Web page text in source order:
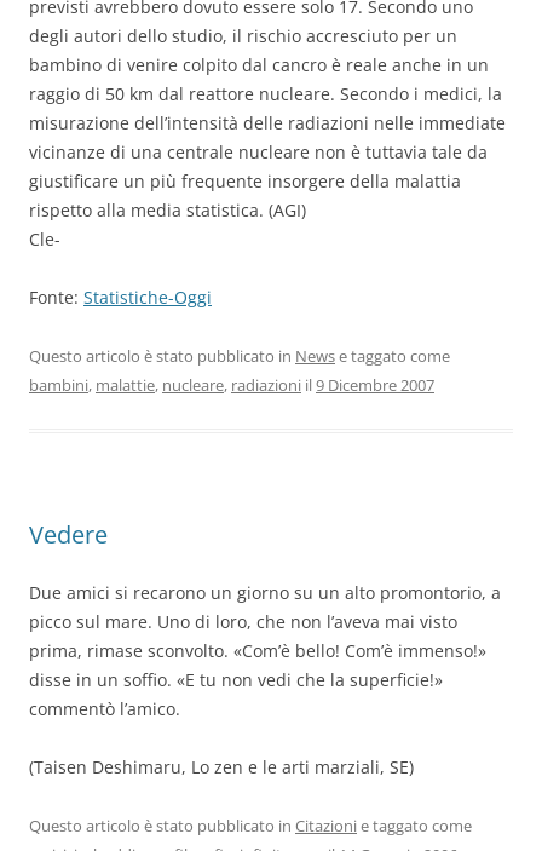
previsti avrebbero dovuto essere solo 17. Secondo uno
degli autori dello studio, il rischio accresciuto per un
bambino di venire colpito dal cancro è reale anche in un
raggio di 50 km dal reattore nucleare. Secondo i medici, la
misurazione dell’intensità delle radiazioni nelle immediate
vicinanze di una centrale nucleare non è tuttavia tale da
giustificare un più frequente insorgere della malattia
rispetto alla media statistica. (AGI)
Cle-
Fonte: Statistiche-Oggi
Questo articolo è stato pubblicato in Newse taggato come
bambini, malattie, nucleare, radiazioni il9 Dicembre 2007
Vedere
Due amici si recarono un giorno su un alto promontorio, a
picco sul mare. Uno di loro, che non l’aveva mai visto
prima, rimase sconvolto. «Com’è bello! Com’è immenso!»
disse in un soffio. «E tu non vedi che la superficie!»
commentò l’amico.
(Taisen Deshimaru, Lo zen e le arti marziali, SE)
Questo articolo è stato pubblicato in Citazionie taggato come